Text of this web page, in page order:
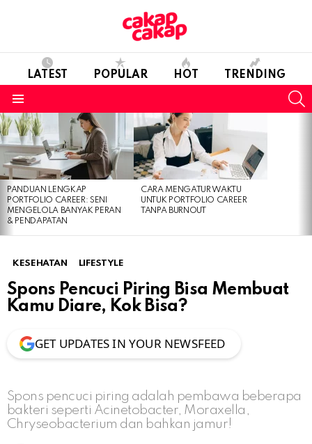
LATEST POPULAR HOT TRENDING
LATEST
STORIES
PANDUAN LENGKAP
PORTFOLIO CAREER: SENI
MENGELOLA BANYAK PERAN
& PENDAPATAN
CARA MENGATUR WAKTU
UNTUK PORTFOLIO CAREER
TANPA BURNOUT
KESEHATAN LIFESTYLE
Spons Pencuci Piring Bisa Membuat
Kamu Diare, Kok Bisa?
GET UPDATES IN YOUR NEWSFEED
Spons pencuci piring adalah pembawa beberapa
bakteri seperti Acinetobacter, Moraxella,
Chryseobacterium dan bahkan jamur!